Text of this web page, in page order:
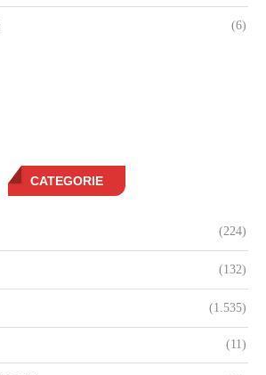
(6)
CATEGORIE
(224)
(132)
(1.535)
(11)